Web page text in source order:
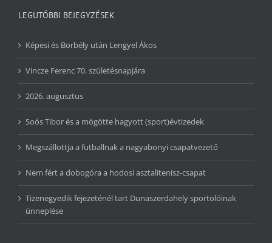
LEGUTÓBBI BEJEGYZÉSEK
Képesi és Borbély után Lengyel Ákos
Vincze Ferenc 70. születésnapjára
2026. augusztus
Soós Tibor és a mögötte hagyott (sport)évtizedek
Megszállottja a futballnak a nagyabonyi csapatvezető
Nem fért a dobogóra a hodosi asztalitenisz-csapat
Tizenegyedik fejezeténél tart Dunaszerdahely sportolóinak
ünneplése